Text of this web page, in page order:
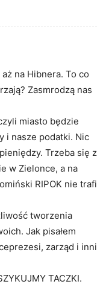
na Hibnera. To co
Zasmrodzą nas
miasto będzie
i nasze podatki. Nic
Trzeba się z
w Zielonce, a na
RIPOK nie trafi
tworzenia
Jak pisałem
zarząd i inni
TACZKI.